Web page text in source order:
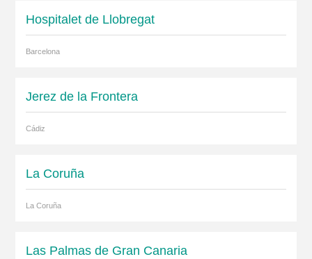
Hospitalet de Llobregat
Barcelona
Jerez de la Frontera
Cádiz
La Coruña
La Coruña
Las Palmas de Gran Canaria